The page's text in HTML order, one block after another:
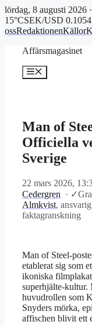
lördag, 8 augusti 2026 ·
15°CSEK/USD
ossRedaktionenKällor
Affärsmagasinet
Meny
Man of
Officiella
Sverige
22 mars 2026,
Cedergren
· ✓
Almkvist,
faktagranskning
Man of Steel-
etablerat sig som
ikoniska
superhjälte-
huvudrollen som
Snyders mörka,
affischen blivit ett